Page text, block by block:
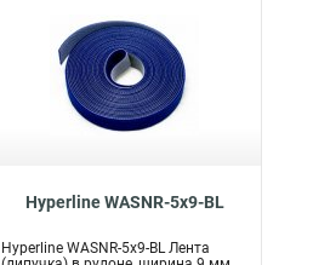
Hyperline WASNR-5x9-BL
Hyperline WASNR-5x9-BL Лента